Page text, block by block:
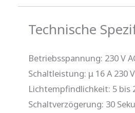
Technische
Betriebsspannung: 230 V
Schaltleistung: μ 16 A 230
Lichtempfindlichkeit: 5 bis
Schaltverzögerung: 30